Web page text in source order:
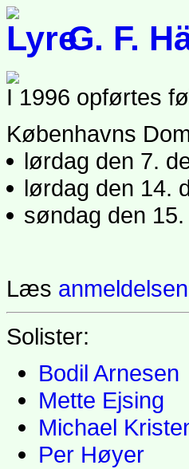
G. F.
I 1996 opførtes
Københavns
lørdag den 7.
lørdag den 14.
søndag den
Læs
Solister:
Bodil Arnesen
Mette Ejsing
Michael
Per Høyer